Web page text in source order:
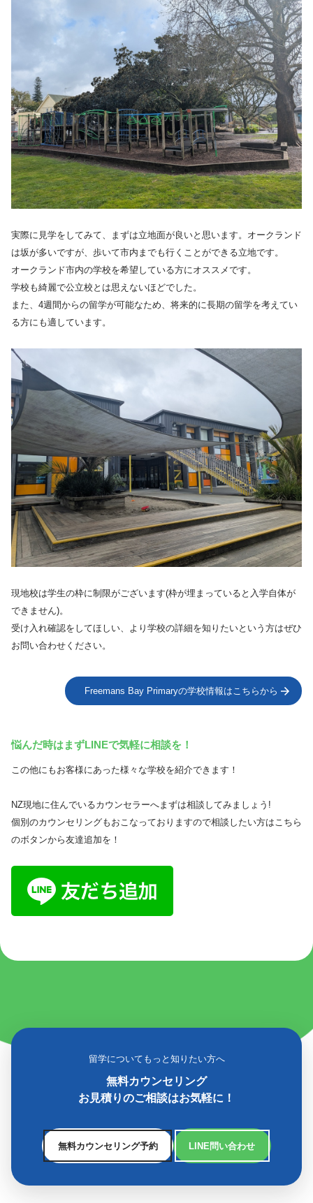
実際に見学をしてみて、まずは立地面が良いと思います。オークランド
は坂が多いですが、歩いて市内までも行くことができる立地です。
オークランド市内の学校を希望している方にオススメです。
学校も綺麗で公立校とは思えないほどでした。
また、4週間からの留学が可能なため、将来的に長期の留学を考えてい
る方にも適しています。
現地校は学生の枠に制限がございます(枠が埋まっていると入学自体が
できません)。
受け入れ確認をしてほしい、より学校の詳細を知りたいという方はぜひ
お問い合わせください。
Freemans Bay Primaryの学校情報はこちらから
悩んだ時はまずLINEで気軽に相談を！
この他にもお客様にあった様々な学校を紹介できます！
NZ現地に住んでいるカウンセラーへまずは相談してみましょう!
個別のカウンセリングもおこなっておりますので相談したい方はこちら
のボタンから友達追加を！
留学についてもっと知りたい方へ
無料カウンセリング
お見積りのご相談はお気軽に！
無料カウンセリング予約 LINE問い合わせ